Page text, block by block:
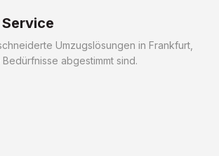
Umzugslösungen in Frankfurt,
abgestimmt sind.